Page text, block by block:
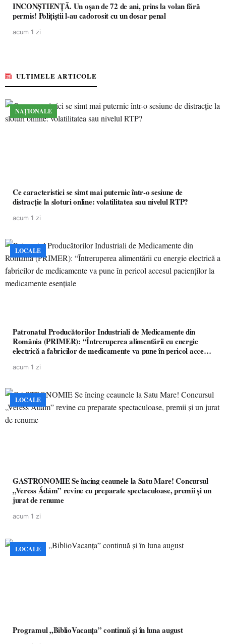
INCONȘTIENȚĂ. Un oșan de 72 de ani, prins la volan fără
permis! Polițiștii l-au cadorosit cu un dosar penal
acum 1 zi
ULTIMELE ARTICOLE
NAȚIONALE
Ce caracteristici se simt mai puternic într-o sesiune de
distracție la sloturi online: volatilitatea sau nivelul RTP?
acum 1 zi
LOCALE
Patronatul Producătorilor Industriali de Medicamente din
România (PRIMER): “Întreruperea alimentării cu energie
electrică a fabricilor de medicamente va pune în pericol accesul
acum 1 zi
LOCALE
GASTRONOMIE Se încing ceaunele la Satu Mare! Concursul
„Veress Ádám” revine cu preparate spectaculoase, premii și un
jurat de renume
acum 1 zi
LOCALE
Programul „BiblioVacanța” continuă și în luna august